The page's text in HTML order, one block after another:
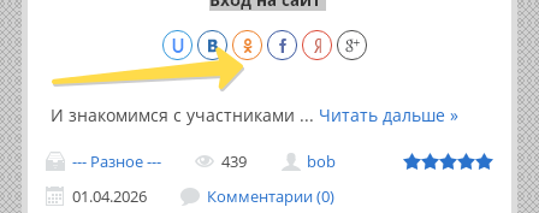
И знакомимся с участниками ... Читать дальше »
--- Разное --- 439
bob
01.04.2026
Комментарии (0)